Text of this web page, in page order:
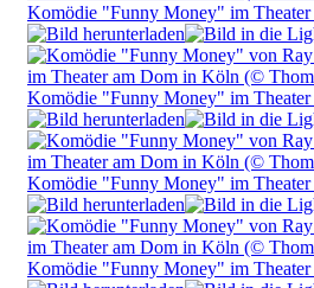
Komödie "Funny Money" im Theater
Komödie "Funny Money" im Theater
Komödie "Funny Money" im Theater
Komödie "Funny Money" im Theater